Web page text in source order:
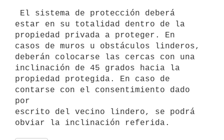
estar en su totalidad dentro de la
propiedad privada a proteger. En
casos de muros u obstáculos linderos,
deberán colocarse las cercas con una
inclinación de 45 grados hacia la
propiedad protegida. En caso de
contarse con el consentimiento dado
por
escrito del vecino lindero, se podrá